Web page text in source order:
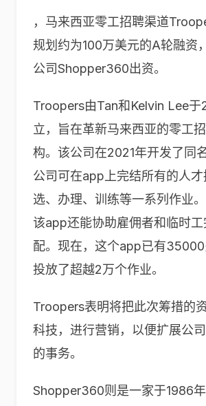
，马来西亚零工招聘渠道
规划约为100万美元的A轮融资
公司Shopper360出资。
Troopers由Tan和Kelvin Lee于
立，旨在革新马来西亚的零工
构。该公司在2021年开发了同
公司可在app上完结所有的人
选、办理、训练等一系列作业。
该app还能协助雇佣者和临时
配。现在，这个app已有35000
投放了超越2万个作业。
Troopers表明将把此次筹措的
科技，进行营销，以便扩展公
的事务。
Shopper360则是一家于1986